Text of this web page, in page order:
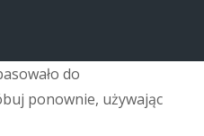
do
ponownie, używając